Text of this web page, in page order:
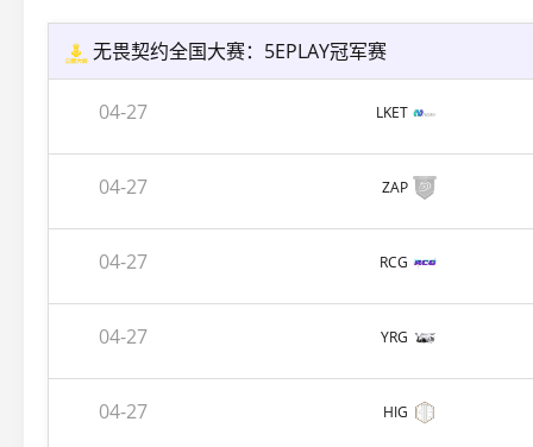
无畏契约全国大赛：5EPLAY冠军赛
04-27 LKET
04-27 ZAP
04-27 RCG
04-27 YRG
04-27 HIG